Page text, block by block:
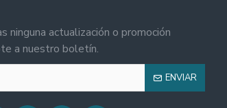
ninguna actualización o promoción
a nuestro boletín.
ENVIAR